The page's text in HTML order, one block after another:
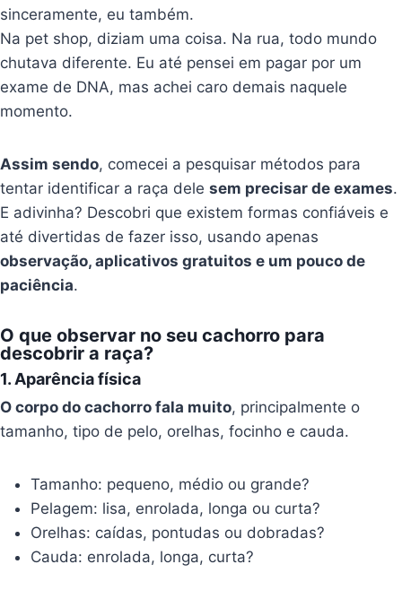
sinceramente, eu também.
Na pet shop, diziam uma coisa. Na rua, todo mundo
chutava diferente. Eu até pensei em pagar por um
exame de DNA, mas achei caro demais naquele
momento.
Assim sendo, comecei a pesquisar métodos para
tentar identificar a raça delesem precisar de exames.
E adivinha? Descobri que existem formas confiáveis e
até divertidas de fazer isso, usando apenas
observação, aplicativos gratuitos e um pouco de
paciência.
O que observar no seu cachorro para
descobrir a raça?
1. Aparência física
O corpo do cachorro fala muito, principalmente o
tamanho, tipo de pelo, orelhas, focinho e cauda.
Tamanho: pequeno, médio ou grande?
Pelagem: lisa, enrolada, longa ou curta?
Orelhas: caídas, pontudas ou dobradas?
Cauda: enrolada, longa, curta?